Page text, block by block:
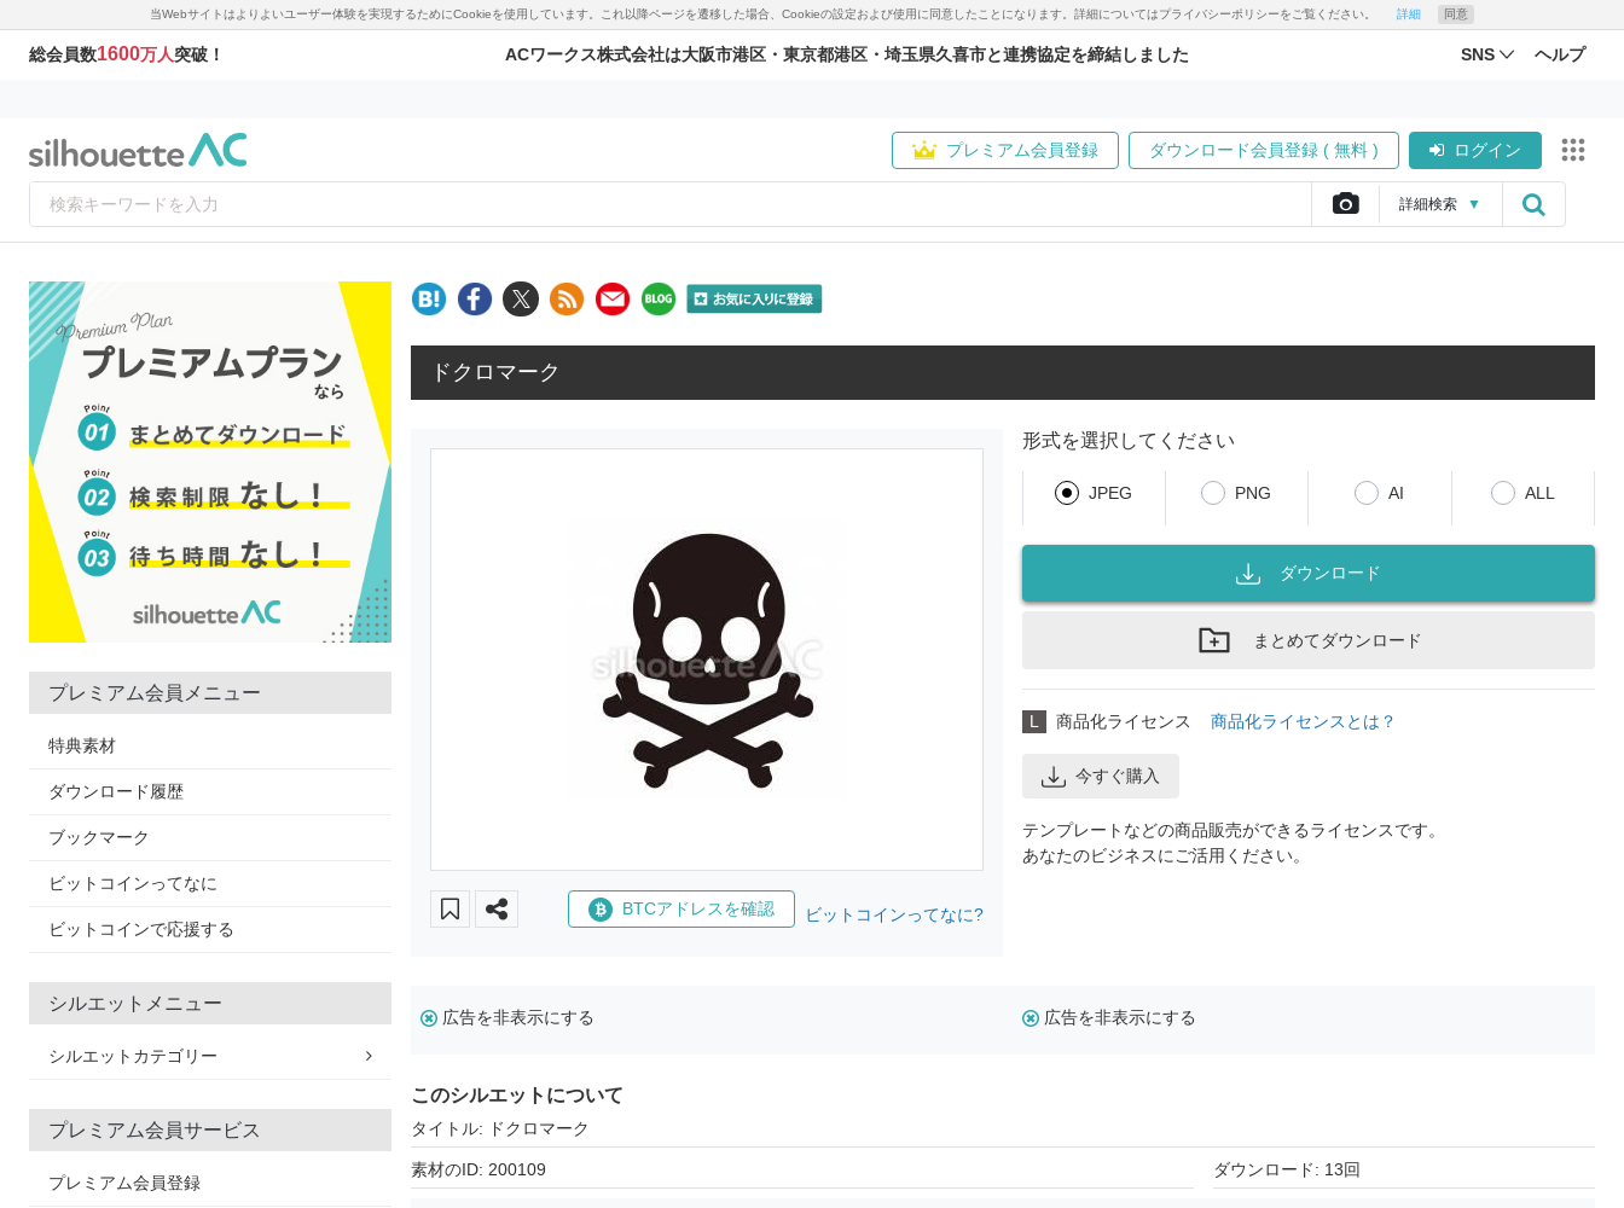
当Webサイトはよりよいユーザー体験を実現するためにCookieを使用しています。これ以降ページを遷移した場合、Cookieの設定および使用に同意したことになります。詳細についてはプライバシーポリシーをご覧ください。 詳細 同意
総会員数1600万人突破！ ACワークス株式会社は大阪市港区・東京都港区・埼玉県久喜市と連携協定を締結しました SNS ヘルプ
プレミアム会員登録 ダウンロード会員登録 ( 無料 ) ログイン
詳細検索 ▼
プレミアム会員メニュー
特典素材
ダウンロード履歴
ブックマーク
ビットコインってなに
ビットコインで応援する
シルエットメニュー
シルエットカテゴリー
プレミアム会員サービス
プレミアム会員登録
ドクロマーク
BTCアドレスを確認 ビットコインってなに?
形式を選択してください
JPEG PNG AI ALL
ダウンロード
まとめてダウンロード
L 商品化ライセンス 商品化ライセンスとは？
今すぐ購入
テンプレートなどの商品販売ができるライセンスです。
あなたのビジネスにご活用ください。
広告を非表示にする 広告を非表示にする
このシルエットについて
タイトル: ドクロマーク
素材のID: 200109 ダウンロード: 13回